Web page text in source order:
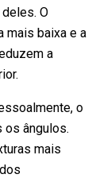
O
mais baixa e a
a
o
os ângulos.
mais